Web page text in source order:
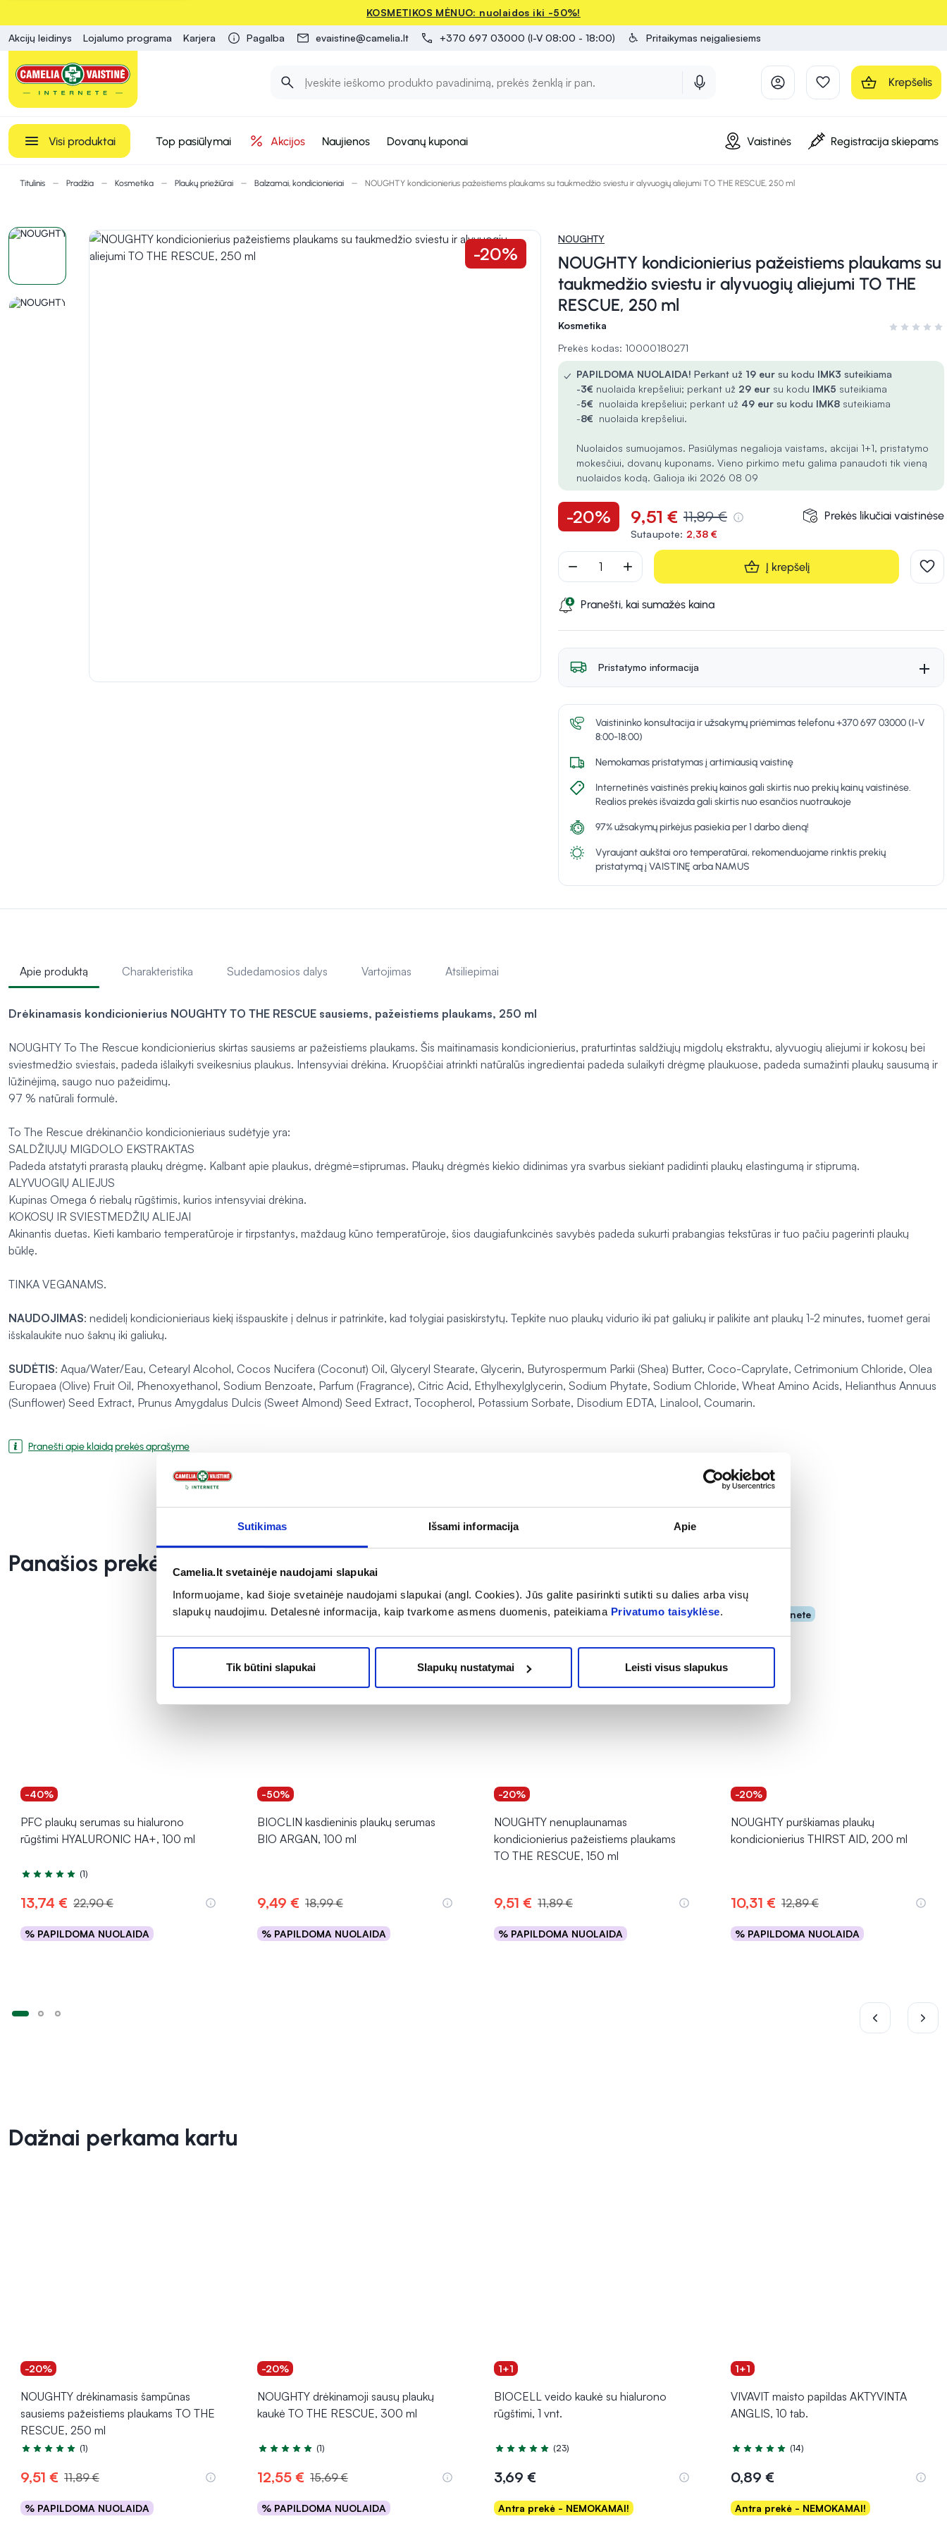
Sutikimas Išsami informacija Apie
Camelia.lt svetainėje naudojami slapukai
Informuojame, kad šioje svetainėje naudojami slapukai (angl. Cookies). Jūs galite pasirinkti sutikti su dalies arba visų
slapukų naudojimu. Detalesnė informacija, kaip tvarkome asmens duomenis, pateikiama Privatumo taisyklėse.
Tik būtini slapukai Slapukų nustatymai Leisti visus slapukus
KOSMETIKOS MĖNUO: nuolaidos iki -50%!
Akcijų leidinys Lojalumo programa Karjera Pagalba evaistine@camelia.lt +370 697 03000 (I-V 08:00 - 18:00) Pritaikymas neįgaliesiems
Krepšelis
Visi produktai Top pasiūlymai Akcijos Naujienos Dovanų kuponai Vaistinės Registracija skiepams
Titulinis Pradžia Kosmetika Plaukų priežiūrai Balzamai, kondicionieriai NOUGHTY kondicionierius pažeistiems plaukams su taukmedžio sviestu ir alyvuogių aliejumi TO THE RESCUE, 250 ml
-20%
NOUGHTY
NOUGHTY kondicionierius pažeistiems plaukams su
taukmedžio sviestu ir alyvuogių aliejumi TO THE
RESCUE, 250 ml
Kosmetika
Įvertinimas
Prekės kodas: 10000180271
✓ PAPILDOMA NUOLAIDA! Perkant už 19 eur su kodu IMK3 suteikiama
-3€ nuolaida krepšeliui; perkant už 29 eur su kodu IMK5 suteikiama
-5€ nuolaida krepšeliui; perkant už 49 eur su kodu IMK8 suteikiama
-8€ nuolaida krepšeliui.
Nuolaidos sumuojamos. Pasiūlymas negalioja vaistams, akcijai 1+1, pristatymo
mokesčiui, dovanų kuponams. Vieno pirkimo metu galima panaudoti tik vieną
nuolaidos kodą. Galioja iki 2026 08 09
-20% 9,51 € 11,89 €
Sutaupote: 2,38 €
Prekės likučiai vaistinėse
remove add Į krepšelį
Pranešti, kai sumažės kaina
Pristatymo informacija
Vaistininko konsultacija ir užsakymų priėmimas telefonu +370 697 03000 (I-V
8:00-18:00)
Nemokamas pristatymas į artimiausią vaistinę
Internetinės vaistinės prekių kainos gali skirtis nuo prekių kainų vaistinėse.
Realios prekės išvaizda gali skirtis nuo esančios nuotraukoje
97% užsakymų pirkėjus pasiekia per 1 darbo dieną!
Vyraujant aukštai oro temperatūrai, rekomenduojame rinktis prekių
pristatymą į VAISTINĘ arba NAMUS
Apie produktą Charakteristika Sudedamosios dalys Vartojimas Atsiliepimai
Drėkinamasis kondicionierius NOUGHTY TO THE RESCUE sausiems, pažeistiems plaukams, 250 ml
NOUGHTY To The Rescue kondicionierius skirtas sausiems ar pažeistiems plaukams. Šis maitinamasis kondicionierius, praturtintas saldžiųjų migdolų ekstraktu, alyvuogių aliejumi ir kokosų bei
sviestmedžio sviestais, padeda išlaikyti sveikesnius plaukus. Intensyviai drėkina. Kruopščiai atrinkti natūralūs ingredientai padeda sulaikyti drėgmę plaukuose, padeda sumažinti plaukų sausumą ir
lūžinėjimą, saugo nuo pažeidimų.
97 % natūrali formulė.
To The Rescue drėkinančio kondicionieriaus sudėtyje yra:
SALDŽIŲJŲ MIGDOLO EKSTRAKTAS
Padeda atstatyti prarastą plaukų drėgmę. Kalbant apie plaukus, drėgmė=stiprumas. Plaukų drėgmės kiekio didinimas yra svarbus siekiant padidinti plaukų elastingumą ir stiprumą.
ALYVUOGIŲ ALIEJUS
Kupinas Omega 6 riebalų rūgštimis, kurios intensyviai drėkina.
KOKOSŲ IR SVIESTMEDŽIŲ ALIEJAI
Akinantis duetas. Kieti kambario temperatūroje ir tirpstantys, maždaug kūno temperatūroje, šios daugiafunkcinės savybės padeda sukurti prabangias tekstūras ir tuo pačiu pagerinti plaukų
būklę.
TINKA VEGANAMS.
NAUDOJIMAS: nedidelį kondicionieriaus kiekį išspauskite į delnus ir patrinkite, kad tolygiai pasiskirstytų. Tepkite nuo plaukų vidurio iki pat galiukų ir palikite ant plaukų 1-2 minutes, tuomet gerai
išskalaukite nuo šaknų iki galiukų.
SUDĖTIS: Aqua/Water/Eau, Cetearyl Alcohol, Cocos Nucifera (Coconut) Oil, Glyceryl Stearate, Glycerin, Butyrospermum Parkii (Shea) Butter, Coco-Caprylate, Cetrimonium Chloride, Olea
Europaea (Olive) Fruit Oil, Phenoxyethanol, Sodium Benzoate, Parfum (Fragrance), Citric Acid, Ethylhexylglycerin, Sodium Phytate, Sodium Chloride, Wheat Amino Acids, Helianthus Annuus
(Sunflower) Seed Extract, Prunus Amygdalus Dulcis (Sweet Almond) Seed Extract, Tocopherol, Potassium Sorbate, Disodium EDTA, Linalool, Coumarin.
Pranešti apie klaidą prekės aprašyme
Panašios prekės
-40%
PFC plaukų serumas su hialurono
rūgštimi HYALURONIC HA+, 100 ml
Įvertinimas 5.0 iš 5
(1)
13,74 € 22,90 €
% PAPILDOMA NUOLAIDA
Į krepšelį
-50%
BIOCLIN kasdieninis plaukų serumas
BIO ARGAN, 100 ml
9,49 € 18,99 €
% PAPILDOMA NUOLAIDA
Į krepšelį
-20%
NOUGHTY nenuplaunamas
kondicionierius pažeistiems plaukams
TO THE RESCUE, 150 ml
9,51 € 11,89 €
% PAPILDOMA NUOLAIDA
Į krepšelį
Tik internete
-20%
NOUGHTY purškiamas plaukų
kondicionierius THIRST AID, 200 ml
10,31 € 12,89 €
% PAPILDOMA NUOLAIDA
Į krepšelį
Dažnai perkama kartu
-20%
NOUGHTY drėkinamasis šampūnas
sausiems pažeistiems plaukams TO THE
RESCUE, 250 ml
Įvertinimas 5.0 iš 5
(1)
9,51 € 11,89 €
% PAPILDOMA NUOLAIDA
Į krepšelį
-20%
NOUGHTY drėkinamoji sausų plaukų
kaukė TO THE RESCUE, 300 ml
Įvertinimas 5.0 iš 5
(1)
12,55 € 15,69 €
% PAPILDOMA NUOLAIDA
Į krepšelį
1+1
BIOCELL veido kaukė su hialurono
rūgštimi, 1 vnt.
Įvertinimas 5.0 iš 5
(23)
3,69 €
Antra prekė - NEMOKAMAI!
Į krepšelį
1+1
VIVAVIT maisto papildas AKTYVINTA
ANGLIS, 10 tab.
Įvertinimas 5.0 iš 5
(14)
0,89 €
Antra prekė - NEMOKAMAI!
Į krepšelį